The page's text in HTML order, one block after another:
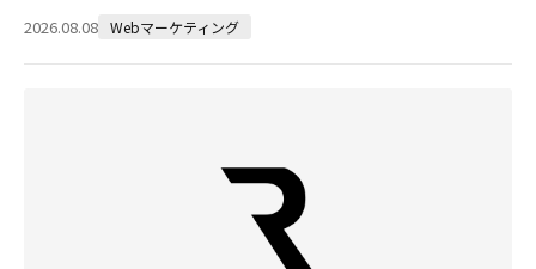
2026.08.08 Webマーケティング